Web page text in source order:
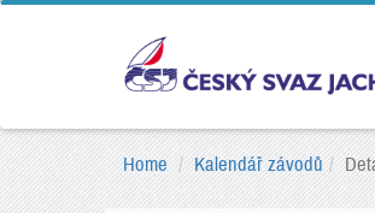
Home Kalendář závodů